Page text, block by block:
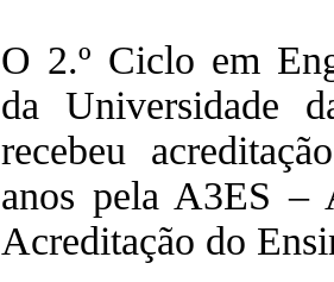
O 2.º Ciclo em
da Universidade
recebeu
anos pela A3ES –
Acreditação do